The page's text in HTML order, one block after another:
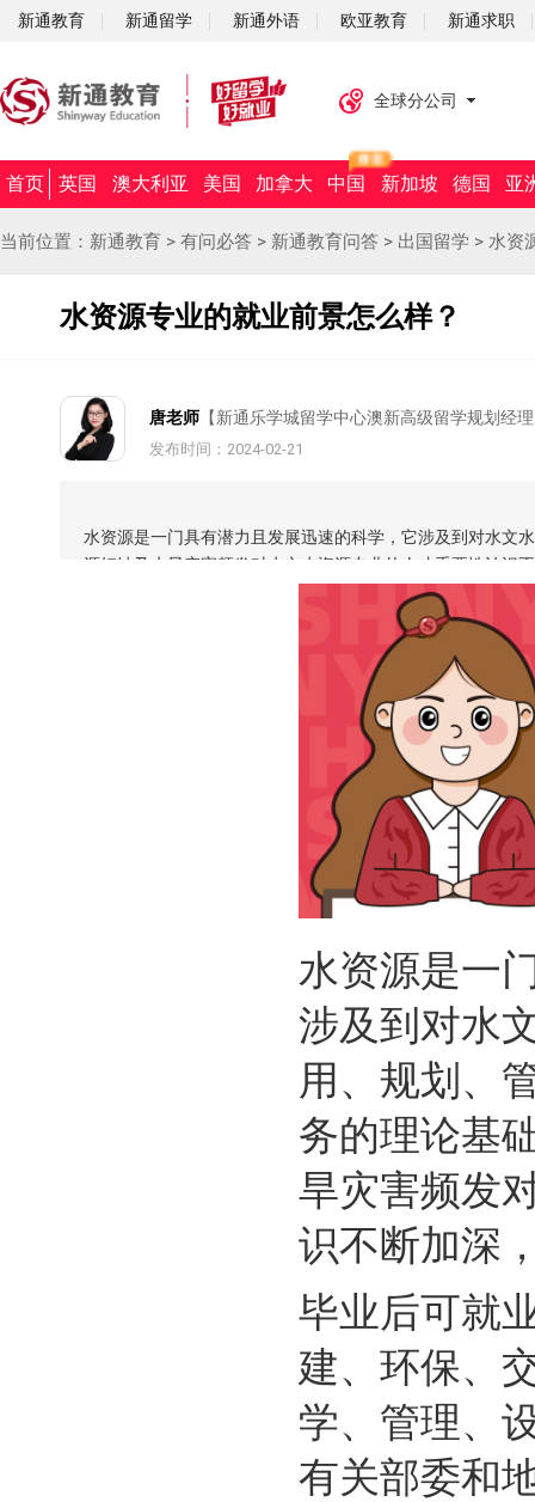
新通教育 新通留学 新通外语 欧亚教育 新通求职
全球分公司
首页 英国 澳大利亚 美国 加拿大 中国 新加坡 德国 亚
当前位置： 新通教育 > 有问必答 > 新通教育问答 > 出国留学 > 水资
水资源专业的就业前景怎么样？
唐老师 【新通乐学城留学中心澳新高级留学规划经
发布时间：2024-02-21
水资源是一门具有潜力且发展迅速的科学，它涉及到对水文
源短缺及水旱灾害频发对水文水资源专业的人才重要性认识
水资源是一
涉及到对水
用、规划、
务的理论基
旱灾害频发
识不断加深
毕业后可就
建、环保、
学、管理、
有关部委和